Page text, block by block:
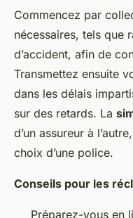
Commencez par
nécessaires, tels que
d’accident, afin de
Transmettez ensuite
dans les délais
sur des retards. La
d’un assureur à
choix d’une police.
Conseils pour les
Préparez-vous en